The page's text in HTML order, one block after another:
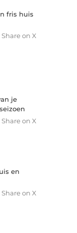
fris huis
on X
je
on X
en
on X